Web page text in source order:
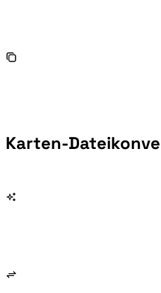
Karten-